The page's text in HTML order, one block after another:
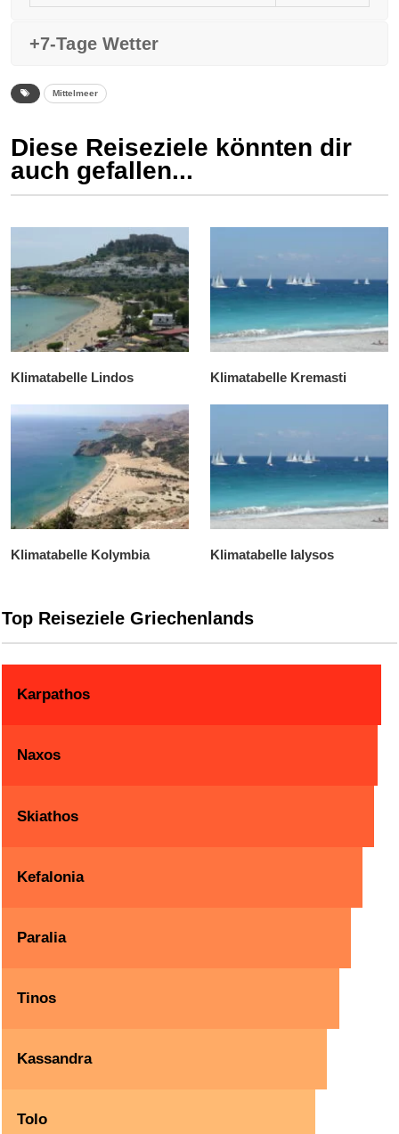
+7-Tage Wetter
Mittelmeer
Diese Reiseziele könnten dir
auch gefallen...
Klimatabelle Lindos Klimatabelle Kremasti
Klimatabelle Kolymbia Klimatabelle Ialysos
Top Reiseziele Griechenlands
Karpathos
Naxos
Skiathos
Kefalonia
Paralia
Tinos
Kassandra
Tolo